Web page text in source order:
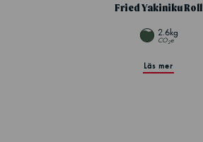
Fried Yakiniku Roll
2.6kg
CO2e
Läs mer